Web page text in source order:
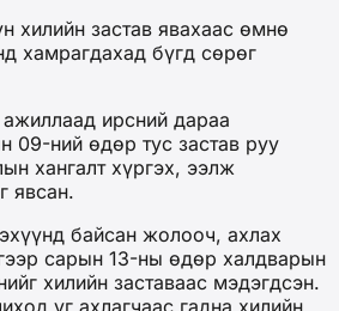
хилийн застав явахаас өмнө
хамрагдахад бүгд сөрөг
ирсний дараа
09-ний өдөр тус застав руу
хангалт хүргэх, ээлж
явсан.
байсан жолооч, ахлах
сарын 13-ны өдөр халдварын
хилийн заставаас мэдэгдсэн.